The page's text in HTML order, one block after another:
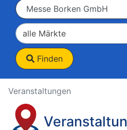
Finden
Veranstaltungen